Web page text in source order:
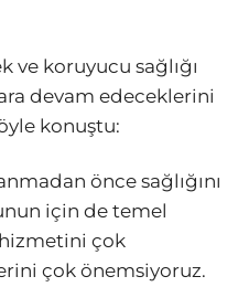
ve koruyucu sağlığı
devam edeceklerini
konuştu:
önce sağlığını
için de temel
hizmetini çok
çok önemsiyoruz.